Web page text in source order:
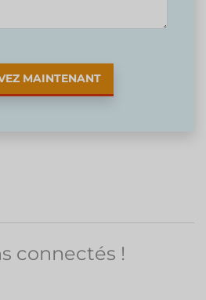
MAINTENANT
connectés !